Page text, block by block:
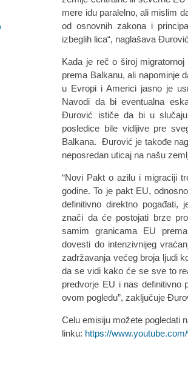
mere idu paralelno, ali mislim
od osnovnih zakona i
izbeglih lica“, naglašava
Kada je reč o široj
prema Balkanu, ali napominje
u Evropi i Americi jasno je
Navodi da bi eventualna
Đurović ističe da bi u slučaju
posledice bile vidljive pre
Balkana. Đurović je takođe
neposredan uticaj na našu
“Novi Pakt o azilu i migraciji
godine. To je pakt EU,
definitivno direktno
znači da će postojati brze
samim granicama EU
dovesti do intenzivnijeg
zadržavanja većeg broja ljudi
da se vidi kako će se sve to
predvorje EU i nas definitivno
ovom pogledu”, zaključuje
Celu emisiju možete pogledati
linku: https://